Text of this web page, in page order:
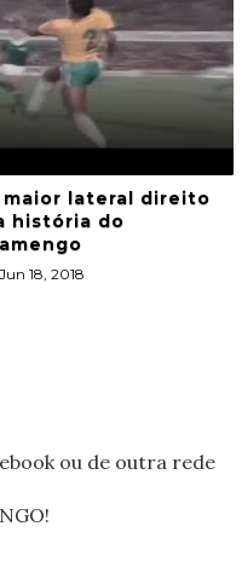
maior lateral direito
história do
Jun 18, 2018
ou de outra rede